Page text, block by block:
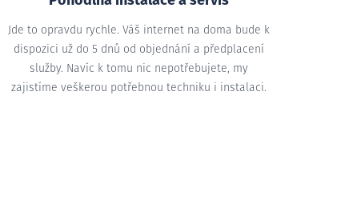
Jde to opravdu rychle. Váš internet na doma bude k
dispozici už do 5 dnů od objednání a předplacení
služby. Navíc k tomu nic nepotřebujete, my
zajistíme veškerou potřebnou techniku i instalaci.